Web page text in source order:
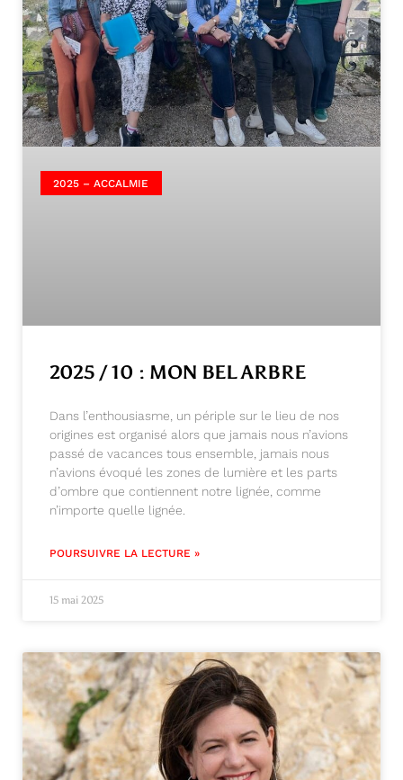
2025 – ACCALMIE
2025 / 10 : MON BEL ARBRE
Dans l’enthousiasme, un périple sur le lieu de nos
origines est organisé alors que jamais nous n’avions
passé de vacances tous ensemble, jamais nous
n’avions évoqué les zones de lumière et les parts
d’ombre que contiennent notre lignée, comme
n’importe quelle lignée.
POURSUIVRE LA LECTURE »
15 mai 2025